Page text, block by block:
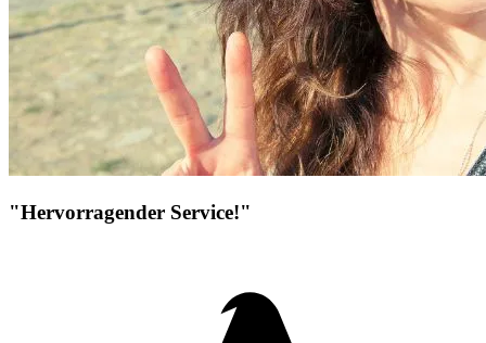
"Hervorragender Service!"